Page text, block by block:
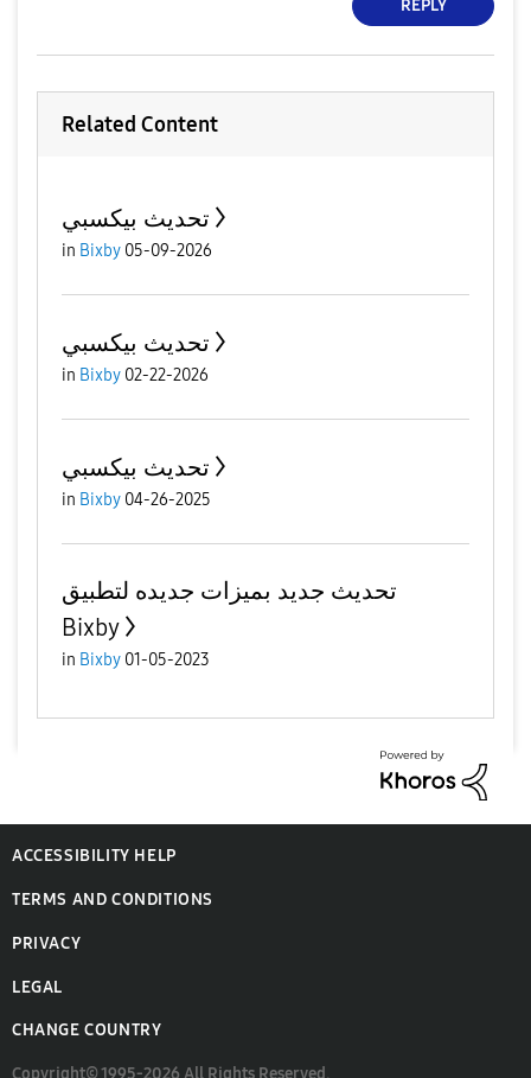
REPLY
Related Content
تحديث بيكسبي
in Bixby 05-09-2026
تحديث بيكسبي
in Bixby 02-22-2026
تحديث بيكسبي
in Bixby 04-26-2025
تحديث جديد بميزات جديده لتطبيق
Bixby
in Bixby 01-05-2023
ACCESSIBILITY HELP
TERMS AND CONDITIONS
PRIVACY
LEGAL
CHANGE COUNTRY
Copyright© 1995-2026 All Rights Reserved.